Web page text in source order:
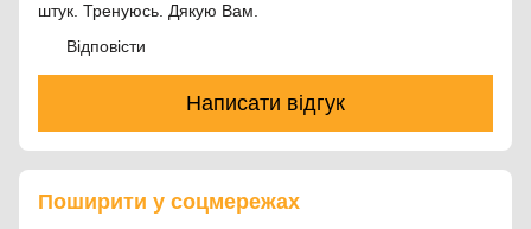
штук. Тренуюсь. Дякую Вам.
Відповісти
Написати відгук
Поширити у соцмережах